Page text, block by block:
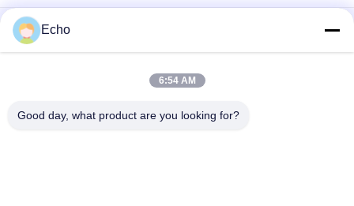
200uH Toroidal Choke Inductor ผงเหล็ก Core Coil ตัวเหนี่ยวนำ
โหมดดิฟเฟอเรนเชียล
ตัวเหนี่ยวนำขดลวด Toroidal Smd 200uH ตัวเหนี่ยวนำกระแสไฟ
Echo
6:54 AM
Good day, what product are you looking for?